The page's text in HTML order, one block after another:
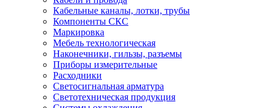
Кабельные каналы, лотки, трубы
Компоненты СКС
Маркировка
Мебель технологическая
Наконечники, гильзы, разъемы
Приборы измерительные
Расходники
Светосигнальная арматура
Светотехническая продукция